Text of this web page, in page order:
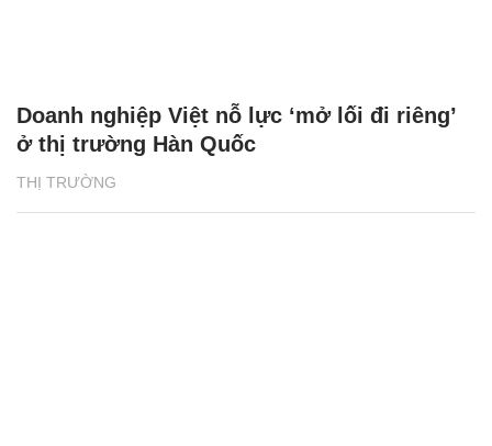
THỊ TRƯỜNG
Doanh nghiệp Việt nỗ lực ‘mở lối đi riêng’
ở thị trường Hàn Quốc